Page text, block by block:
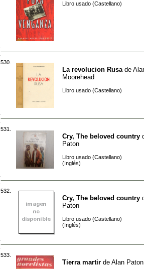
Libro usado (Castellano)
530.
La revolucion Rusa de
Moorehead
Libro usado (Castellano)
531.
Cry, The beloved country
Paton
Libro usado (Castellano)
(Inglés)
532.
Cry, The beloved country
Paton
Libro usado (Castellano)
(Inglés)
533.
Tierra martir de Alan Paton